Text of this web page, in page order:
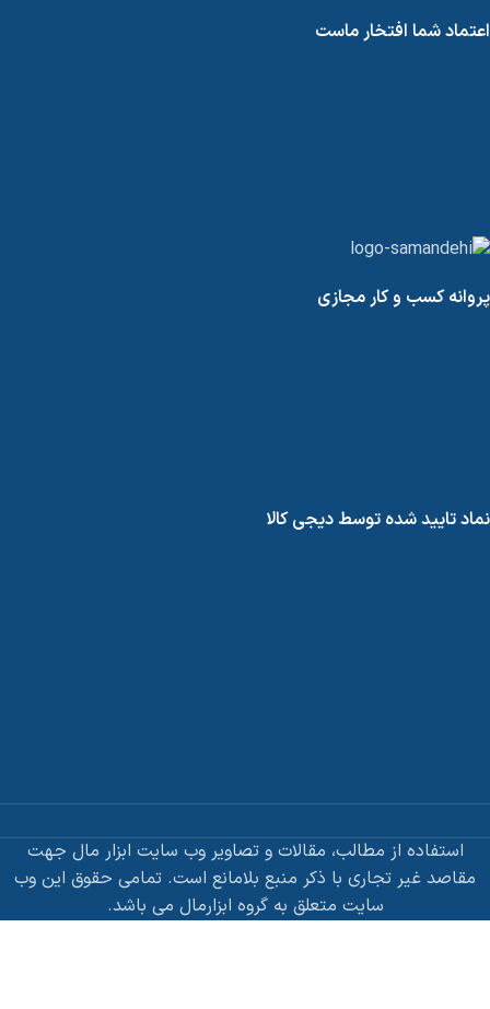
اعتماد شما افتخار ماست
پروانه کسب و کار مجازی
نماد تایید شده توسط دیجی کالا
استفاده از مطالب، مقالات و تصاویر وب سایت ابزار مال جهت
مقاصد غیر تجاری با ذکر منبع بلامانع است. تمامی حقوق این وب
سایت متعلق به گروه ابزارمال می باشد.